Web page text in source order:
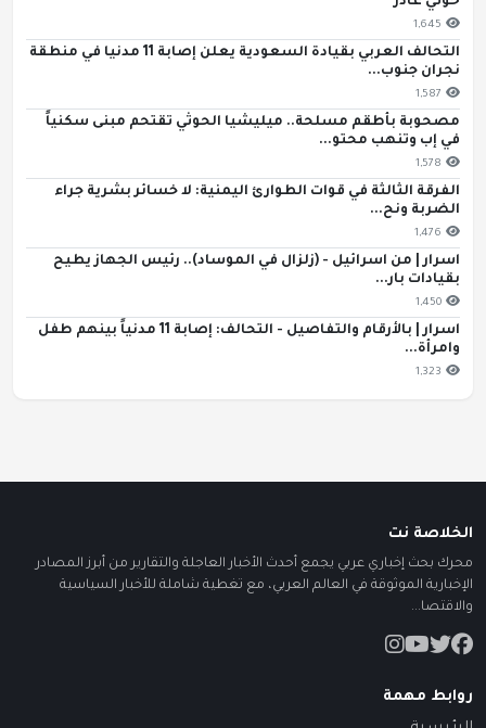
1,645
التحالف العربي بقيادة السعودية يعلن إصابة 11 مدنيا في منطقة
نجران جنوب...
1,587
مصحوبة بأطقم مسلحة.. ميليشيا الحوثي تقتحم مبنى سكنياً
في إب وتنهب محتو...
1,578
الفرقة الثالثة في قوات الطوارئ اليمنية: لا خسائر بشرية جراء
الضربة ونح...
1,476
اسرار | من اسرائيل - (زلزال في الموساد).. رئيس الجهاز يطيح
بقيادات بار...
1,450
اسرار | بالأرقام والتفاصيل - التحالف: إصابة 11 مدنياً بينهم طفل
وامرأة...
1,323
الخلاصة نت
محرك بحث إخباري عربي يجمع أحدث الأخبار العاجلة والتقارير من أبرز المصادر
الإخبارية الموثوقة في العالم العربي، مع تغطية شاملة للأخبار السياسية
والاقتصا...
روابط مهمة